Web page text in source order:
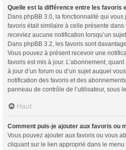
Quelle est la différence entre les favoris
Dans phpBB 3.0, la fonctionnalité qui vous
favoris était similaire à celle présente
receviez aucune notification lorsqu’un
Dans phpBB 3.2, les favoris sont
Vous pouvez à présent recevoir une
favoris est mis à jour. L’abonnement,
à jour d’un forum ou d’un sujet auquel
notification des favoris et des
panneau de contrôle de l’utilisateur, sous
Haut
Comment puis-je ajouter aux favoris ou
Vous pouvez ajouter aux favoris ou vous
cliquant sur le lien approprié dans le